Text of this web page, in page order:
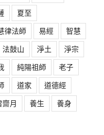
夏至
律法師 易經
智慧
法鼓山 淨土
淨宗
純陽祖師
老子
道家
道德經
齋月 養生
養身